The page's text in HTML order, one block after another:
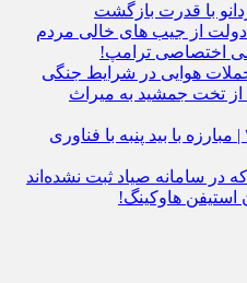
دولت از جیب های خالی مردم
اختصاصی ترامپ!
هوایی در شرایط جنگی
تخت جمشید به میراث
هسته‌ای در کشاورزی ــ ۳۶ | مبارزه با بید پنبه با فناوری
در سامانه صیاد ثبت نشده‌اند